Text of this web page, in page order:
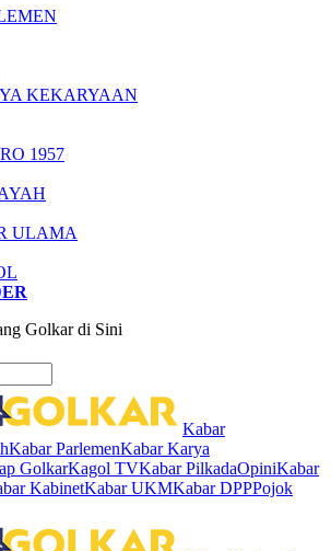
KEKARYAAN
1957
ULAMA
Golkar di Sini
Kabar
Kabar ParlemenKabar Karya
GolkarKagol TVKabar PilkadaOpiniKabar
KabinetKabar UKMKabar DPPPojok